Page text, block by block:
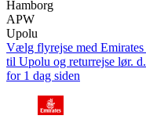
Hamborg
APW
Upolu
Vælg flyrejse med Emirates
til Upolu og returrejse lør.
for 1 dag siden